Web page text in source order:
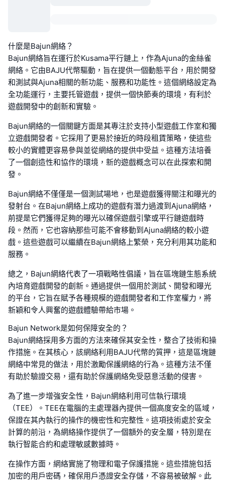
什麼是Bajun網絡？
Bajun網絡旨在運行於Kusama平行鏈上，作為Ajuna的金絲雀
網絡。它由BAJU代幣驅動，旨在提供一個動態平台，用於開發
和測試與Ajuna相關的新功能、服務和功能性。這個網絡設定為
全功能運行，主要托管遊戲，提供一個快節奏的環境，有利於
遊戲開發中的創新和實驗。
Bajun網絡的一個關鍵方面是其專注於支持小型遊戲工作室和獨
立遊戲開發者。它採用了更易於接近的時段租賃策略，使這些
較小的實體更容易參與並從網絡的提供中受益。這種方法培養
了一個創造性和協作的環境，新的遊戲概念可以在此探索和開
發。
Bajun網絡不僅僅是一個測試場地，也是遊戲獲得關注和曝光的
發射台。在Bajun網絡上成功的遊戲有潛力過渡到Ajuna網絡，
前提是它們獲得足夠的曝光以確保遊戲引擎或平行鏈遊戲時
段。然而，它也容納那些可能不會移動到Ajuna網絡的較小遊
戲。這些遊戲可以繼續在Bajun網絡上繁榮，充分利用其功能和
服務。
總之，Bajun網絡代表了一項戰略性倡議，旨在區塊鏈生態系統
內培育遊戲開發的創新。通過提供一個用於測試、開發和曝光
的平台，它旨在賦予各種規模的遊戲開發者和工作室權力，將
新穎和令人興奮的遊戲體驗帶給市場。
Bajun Network是如何保障安全的？
Bajun網絡採用多方面的方法來確保其安全性，整合了技術和操
作措施。在其核心，該網絡利用BAJU代幣的質押，這是區塊鏈
網絡中常見的做法，用於激勵保護網絡的行為。這種方法不僅
有助於驗證交易，還有助於保護網絡免受惡意活動的侵害。
為了進一步增強安全性，Bajun網絡利用可信執行環境
（TEE）。TEE在電腦的主處理器內提供一個高度安全的區域，
保證在其內執行的操作的機密性和完整性。這項技術處於安全
計算的前沿，為網絡操作提供了一個額外的安全層，特別是在
執行智能合約和處理敏感數據時。
在操作方面，網絡實施了物理和電子保護措施。這些措施包括
加密的用戶密碼，確保用戶憑證安全存儲，不容易被破解。此